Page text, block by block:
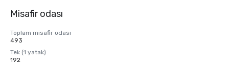
Misafir odası
Toplam misafir odası
493
Tek (1 yatak)
192